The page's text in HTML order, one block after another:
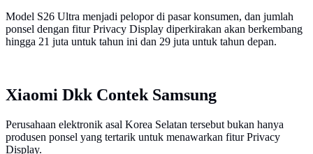
Model S26 Ultra menjadi pelopor di pasar konsumen, dan jumlah
ponsel dengan fitur Privacy Display diperkirakan akan berkembang
hingga 21 juta untuk tahun ini dan 29 juta untuk tahun depan.
Xiaomi Dkk Contek Samsung
Perusahaan elektronik asal Korea Selatan tersebut bukan hanya
produsen ponsel yang tertarik untuk menawarkan fitur Privacy
Display.